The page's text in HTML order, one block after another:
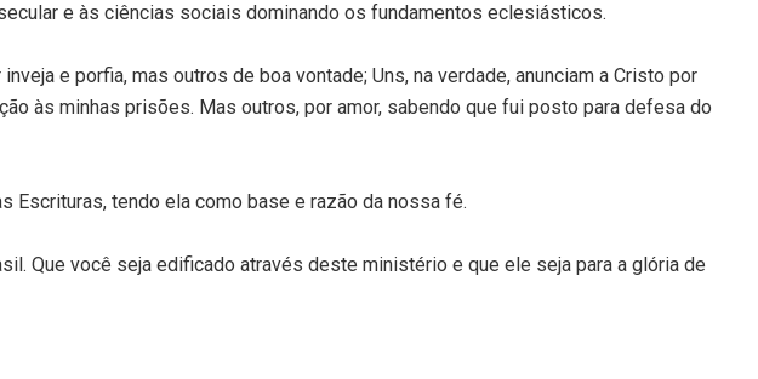
e às ciências sociais dominando os fundamentos eclesiásticos.
e porfia, mas outros de boa vontade; Uns, na verdade, anunciam a Cristo por
às minhas prisões. Mas outros, por amor, sabendo que fui posto para defesa do
Escrituras, tendo ela como base e razão da nossa fé.
Que você seja edificado através deste ministério e que ele seja para a glória de